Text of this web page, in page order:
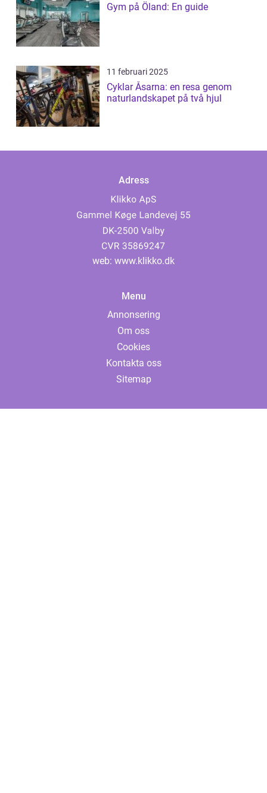
Gym på Öland: En guide
11 februari 2025
Cyklar Åsarna: en resa genom
naturlandskapet på två hjul
Adress
web: www.klikko.dk
Menu
Annonsering
Om oss
Cookies
Kontakta oss
Sitemap